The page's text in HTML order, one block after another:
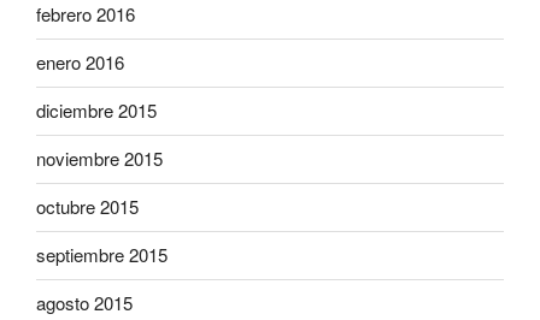
febrero 2016
enero 2016
diciembre 2015
noviembre 2015
octubre 2015
septiembre 2015
agosto 2015